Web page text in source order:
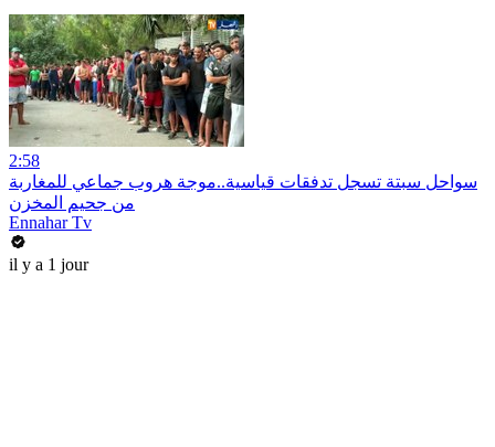
2:58
سواحل سبتة تسجل تدفقات قياسية..موجة هروب جماعي للمغاربة
من جحيم المخزن
Ennahar Tv
il y a 1 jour